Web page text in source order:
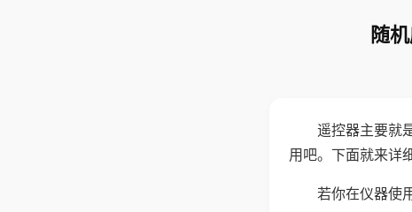
随
遥控器主要就
用吧。下面就来详
若你在仪器使